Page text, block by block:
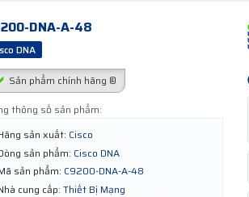
DNA-A-48
DNA
Sản phẩm chính hãng ®
thông số sản phẩm:
sản xuất: Cisco
sản phẩm: Cisco DNA
sản phẩm: C9200-DNA-A-48
cung cấp: Thiết Bị Mạng